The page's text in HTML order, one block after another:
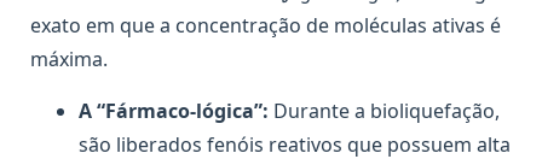
exato em que a concentração de moléculas ativas é
máxima.
A “Fármaco-lógica”: Durante a bioliquefação,
são liberados fenóis reativos que possuem alta